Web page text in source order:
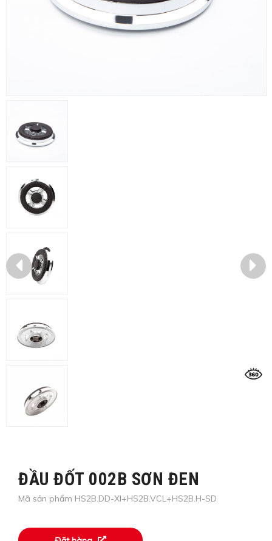
ĐẦU ĐỐT 002B SƠN ĐEN
Mã sản phẩm HS2B.DD-XI+HS2B.VCL+HS2B.H-SD